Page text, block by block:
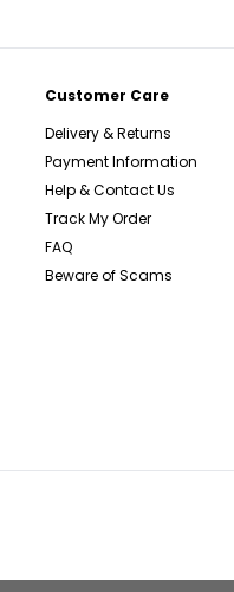
Customer Care
Delivery & Returns
Payment Information
Help & Contact Us
Track My Order
FAQ
Beware of Scams